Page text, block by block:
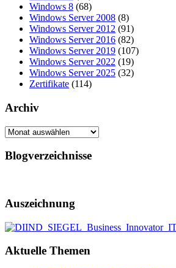
Windows 8 (68)
Windows Server 2008 (8)
Windows Server 2012 (91)
Windows Server 2016 (82)
Windows Server 2019 (107)
Windows Server 2022 (19)
Windows Server 2025 (32)
Zertifikate (114)
Archiv
Archiv
Blogverzeichnisse
Auszeichnung
Aktuelle Themen